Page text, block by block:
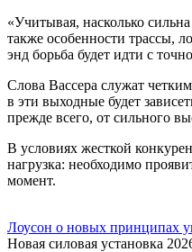
«Учитывая, насколько
также особенности трассы,
энд борьба будет идти с
Слова Вассера служат
в эти выходные будет
прежде всего, от сильного
В условиях жесткой
нагрузка: необходимо
момент.
Лоусон о новых принципах
Новая силовая установка